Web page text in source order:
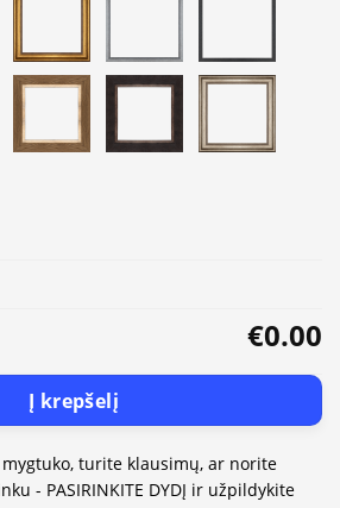
€0.00
Į krepšelį
turite klausimų, ar norite
- PASIRINKITE DYDĮ ir užpildykite